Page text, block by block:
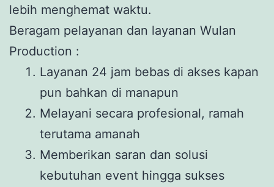
lebih menghemat waktu.
Beragam pelayanan dan layanan Wulan
Production :
Layanan 24 jam bebas di akses kapan
pun bahkan di manapun
Melayani secara profesional, ramah
terutama amanah
Memberikan saran dan solusi
kebutuhan event hingga sukses